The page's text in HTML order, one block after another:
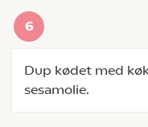
Dup kødet med
sesamolie.